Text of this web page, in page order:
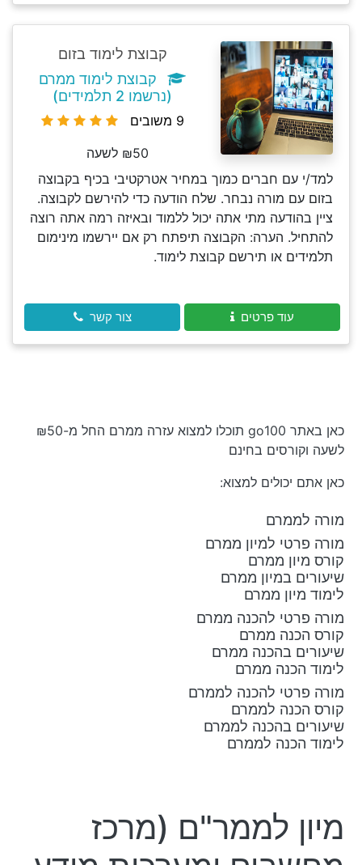
קבוצת לימוד בזום
קבוצת לימוד ממרם
(נרשמו 2 תלמידים)
9 משובים
₪50 לשעה
למד/י עם חברים כמוך במחיר אטרקטיבי בכיף בקבוצה
בזום עם מורה נבחר. שלח הודעה כדי להירשם לקבוצה.
ציין בהודעה מתי אתה יכול ללמוד ובאיזה רמה אתה רוצה
להתחיל. הערה: הקבוצה תיפתח רק אם יירשמו מינימום
תלמידים או תירשם קבוצת לימוד.
עוד פרטים צור קשר
כאן באתר go100 תוכלו למצוא עזרה ממרם החל מ-₪50
לשעה וקורסים בחינם
כאן אתם יכולים למצוא:
מורה לממרם
מורה פרטי למיון ממרם
קורס מיון ממרם
שיעורים במיון ממרם
לימוד מיון ממרם
מורה פרטי להכנה ממרם
קורס הכנה ממרם
שיעורים בהכנה ממרם
לימוד הכנה ממרם
מורה פרטי להכנה לממרם
קורס הכנה לממרם
שיעורים בהכנה לממרם
לימוד הכנה לממרם
מיון לממר"ם (מרכז